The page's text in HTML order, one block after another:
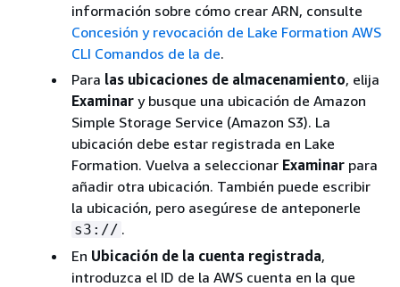
información sobre cómo crear ARN, consulte
Concesión y revocación de Lake Formation AWS
CLI Comandos de la de.
Para las ubicaciones de almacenamiento, elija
Examinar y busque una ubicación de Amazon
Simple Storage Service (Amazon S3). La
ubicación debe estar registrada en Lake
Formation. Vuelva a seleccionar Examinar para
añadir otra ubicación. También puede escribir
la ubicación, pero asegúrese de anteponerle
s3:// .
En Ubicación de la cuenta registrada,
introduzca el ID de la AWS cuenta en la que